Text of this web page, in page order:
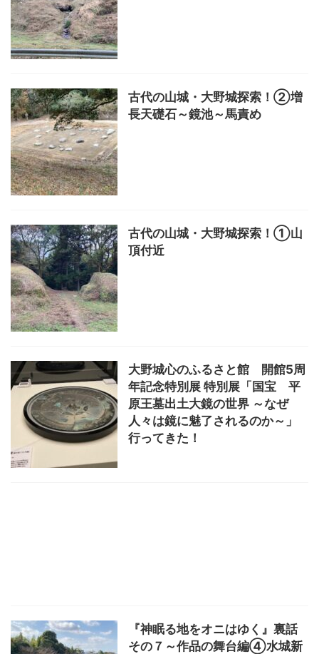
古代の山城・大野城探索！②増
長天礎石～鏡池～馬責め
古代の山城・大野城探索！①山
頂付近
大野城心のふるさと館 開館5周
年記念特別展 特別展「国宝 平
原王墓出土大鏡の世界 ～なぜ
人々は鏡に魅了されるのか～」
行ってきた！
『神眠る地をオニはゆく』裏話
その７～作品の舞台編④水城新